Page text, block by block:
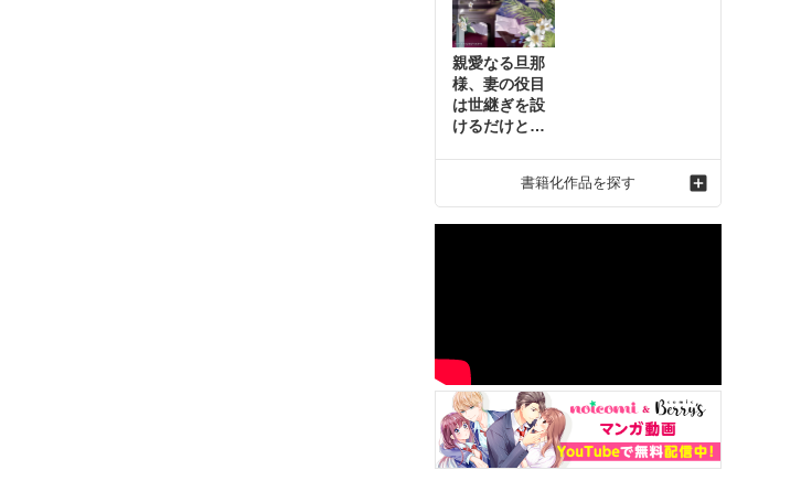
親愛なる旦那
様、妻の役目
は世継ぎを設
けるだけと聞
れ才女の幸せ
な結婚～2
書籍化作品を探す